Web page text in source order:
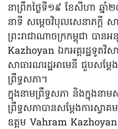
នាព្រឹកថ្ងៃទី១៩ ខែសីហា ឆ្ន
នាទី សម្តេចវិបុលសេនាភក្តី
ព្រះរាជាណាចក្រកម្ពុជា បាន
Kazhoyan ឯកអគ្គរដ្ឋទូតវិ
សាធារណរដ្ឋអាមេនី ជួបសម្ត
ព្រឹទ្ធសភា។
ក្នុងនាមព្រឹទ្ធសភា និងក្នុងនាម
ព្រឹទ្ធសភាបានសម្តែងការស្វ
ឧត្តម Vahram Kazhoyan